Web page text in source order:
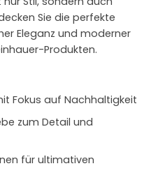
Sie die perfekte
Eleganz und moderner
Produkten.
Fokus auf Nachhaltigkeit
zum Detail und
für ultimativen